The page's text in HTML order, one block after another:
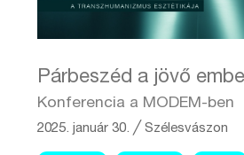
Párbeszéd a jövő
Konferencia a MODEM-ben
2025. január 30. ╱Szélesvászon